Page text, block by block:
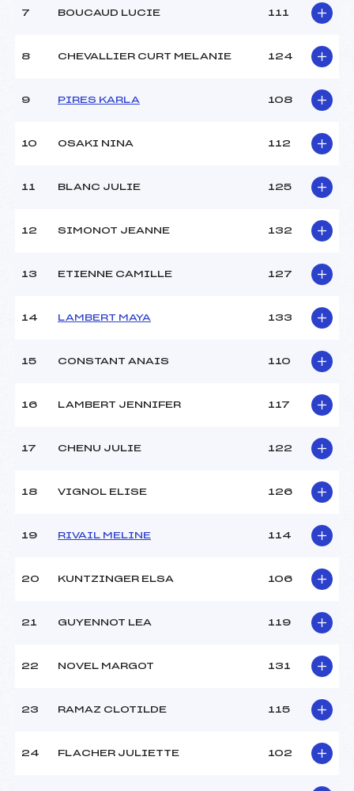
Style :
C
7 BOUCAUD LUCIE 111
8 CHEVALLIER CURT MELANIE 124
9 PIRES KARLA 108
10 OSAKI NINA 112
11 BLANC JULIE 125
12 SIMONOT JEANNE 132
13 ETIENNE CAMILLE 127
14 LAMBERT MAYA 133
15 CONSTANT ANAIS 110
16 LAMBERT JENNIFER 117
17 CHENU JULIE 122
18 VIGNOL ELISE 126
19 RIVAIL MELINE 114
20 KUNTZINGER ELSA 106
21 GUYENNOT LEA 119
22 NOVEL MARGOT 131
23 RAMAZ CLOTILDE 115
24 FLACHER JULIETTE 102